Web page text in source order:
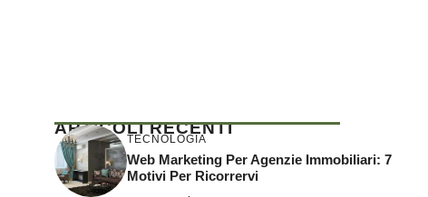
ARTICOLI RECENTI
TECNOLOGIA
Web Marketing Per Agenzie Immobiliari: 7
Motivi Per Ricorrervi